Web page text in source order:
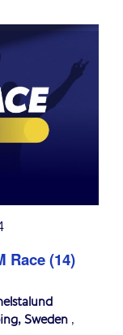
Race (14)
Sweden ,